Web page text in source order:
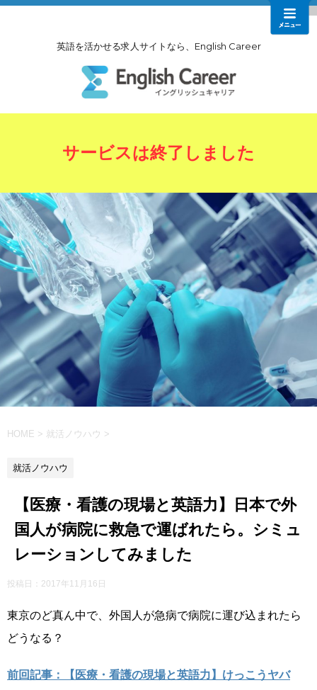
英語を活かせる求人サイトなら、English Career
サービスは終了しました
HOME > 就活ノウハウ >
就活ノウハウ
【医療・看護の現場と英語力】日本で外
国人が病院に救急で運ばれたら。シミュ
レーションしてみました
投稿日： 2017年11月16日
東京のど真ん中で、外国人が急病で病院に運び込まれたら
どうなる？
前回記事：【医療・看護の現場と英語力】けっこうヤバ